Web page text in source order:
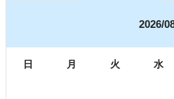
2026/
日 月 火 水